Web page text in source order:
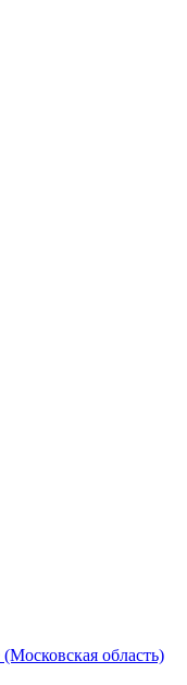
область)